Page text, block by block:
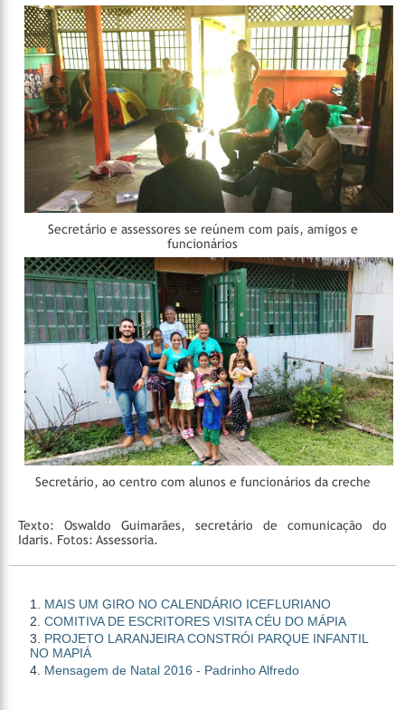
Secretário e assessores se reúnem com pais, amigos e
funcionários
Secretário, ao centro com alunos e funcionários da creche
Texto: Oswaldo Guimarães, secretário de comunicação do
Idaris. Fotos: Assessoria.
MAIS UM GIRO NO CALENDÁRIO ICEFLURIANO
COMITIVA DE ESCRITORES VISITA CÉU DO MÁPIA
PROJETO LARANJEIRA CONSTRÓI PARQUE INFANTIL
NO MAPIÁ
Mensagem de Natal 2016 - Padrinho Alfredo